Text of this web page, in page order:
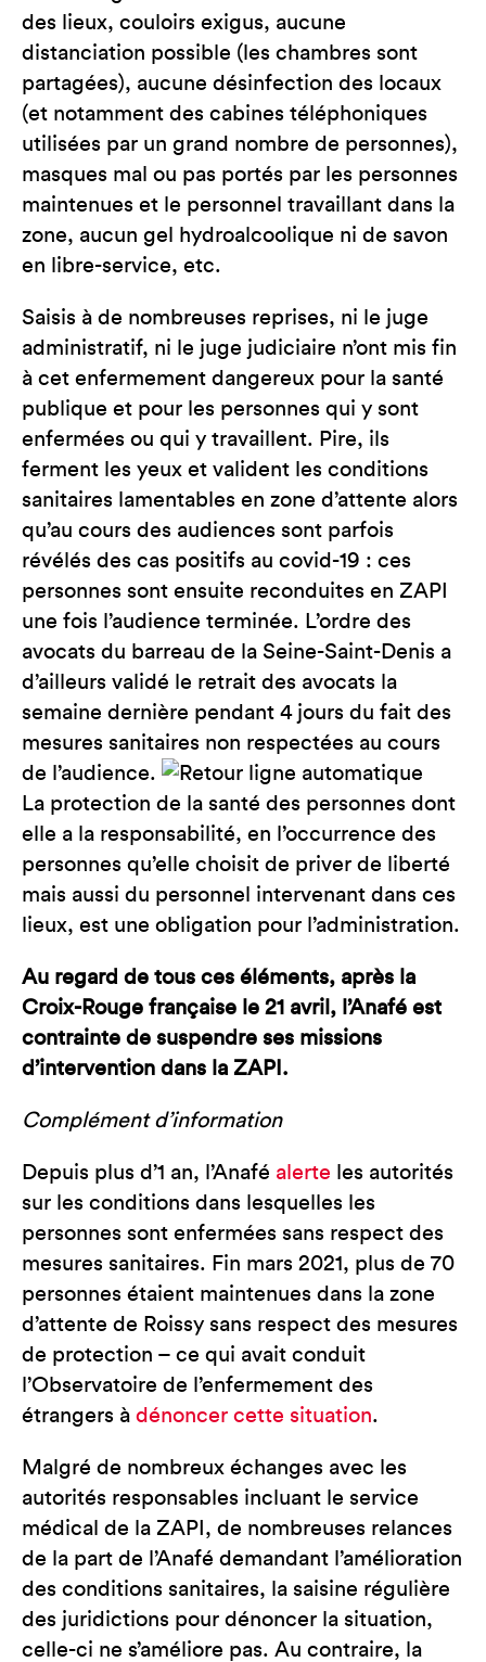
des lieux, couloirs exigus, aucune
distanciation possible (les chambres sont
partagées), aucune désinfection des locaux
(et notamment des cabines téléphoniques
utilisées par un grand nombre de personnes),
masques mal ou pas portés par les personnes
maintenues et le personnel travaillant dans la
zone, aucun gel hydroalcoolique ni de savon
en libre-service, etc.
Saisis à de nombreuses reprises, ni le juge
administratif, ni le juge judiciaire n’ont mis fin
à cet enfermement dangereux pour la santé
publique et pour les personnes qui y sont
enfermées ou qui y travaillent. Pire, ils
ferment les yeux et valident les conditions
sanitaires lamentables en zone d’attente alors
qu’au cours des audiences sont parfois
révélés des cas positifs au covid-19 : ces
personnes sont ensuite reconduites en ZAPI
une fois l’audience terminée. L’ordre des
avocats du barreau de la Seine-Saint-Denis a
d’ailleurs validé le retrait des avocats la
semaine dernière pendant 4 jours du fait des
mesures sanitaires non respectées au cours
de l’audience.
La protection de la santé des personnes dont
elle a la responsabilité, en l’occurrence des
personnes qu’elle choisit de priver de liberté
mais aussi du personnel intervenant dans ces
lieux, est une obligation pour l’administration.
Au regard de tous ces éléments, après la
Croix-Rouge française le 21 avril, l’Anafé est
contrainte de suspendre ses missions
d’intervention dans la ZAPI.
Complément d’information
Depuis plus d’1 an, l’Anafé alerte les autorités
sur les conditions dans lesquelles les
personnes sont enfermées sans respect des
mesures sanitaires. Fin mars 2021, plus de 70
personnes étaient maintenues dans la zone
d’attente de Roissy sans respect des mesures
de protection – ce qui avait conduit
l’Observatoire de l’enfermement des
étrangers à dénoncer cette situation.
Malgré de nombreux échanges avec les
autorités responsables incluant le service
médical de la ZAPI, de nombreuses relances
de la part de l’Anafé demandant l’amélioration
des conditions sanitaires, la saisine régulière
des juridictions pour dénoncer la situation,
celle-ci ne s’améliore pas. Au contraire, la